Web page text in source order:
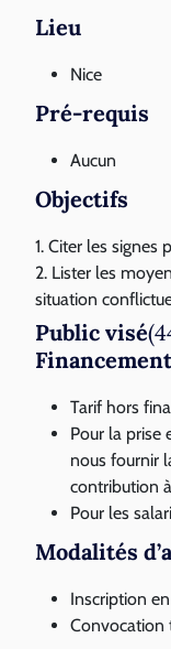
Lieu
Nice
Pré-requis
Aucun
Objectifs
1. Citer les signes
2. Lister les
situation
Public visé
Financement
Tarif hors
Pour la prise
nous fournir
contribution
Pour les
Modalités
Inscription
Convocation